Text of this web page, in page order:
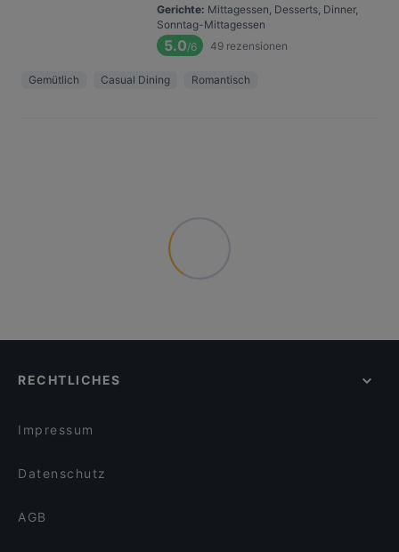
Gerichte: Mittagessen, Desserts, Dinner,
Sonntag-Mittagessen
5.0/6 49 rezensionen
Gemütlich Casual Dining Romantisch
RECHTLICHES
Impressum
Datenschutz
AGB